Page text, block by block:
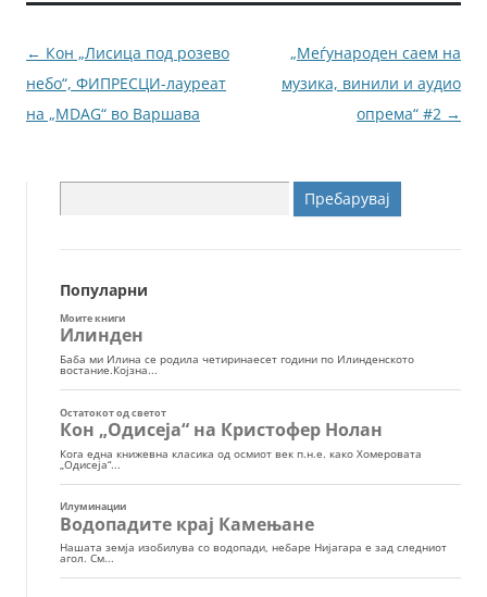
o
k
er
Навигација
за
написи
← Кон „Лисица под розево
небо“, ФИПРЕСЦИ-лауреат
на „MDAG“ во Варшава
„Меѓународен саем на
музика, винили и аудио
опрема“ #2 →
за:
Популарни